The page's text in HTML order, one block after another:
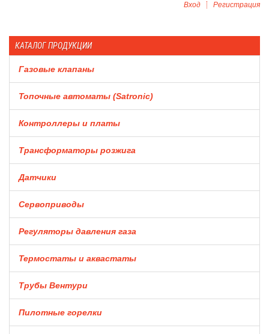
Вход Регистрация
КАТАЛОГ ПРОДУКЦИИ
Газовые клапаны
Топочные автоматы (Satronic)
Контроллеры и платы
Трансформаторы розжига
Датчики
Сервоприводы
Регуляторы давления газа
Термостаты и аквастаты
Трубы Вентури
Пилотные горелки